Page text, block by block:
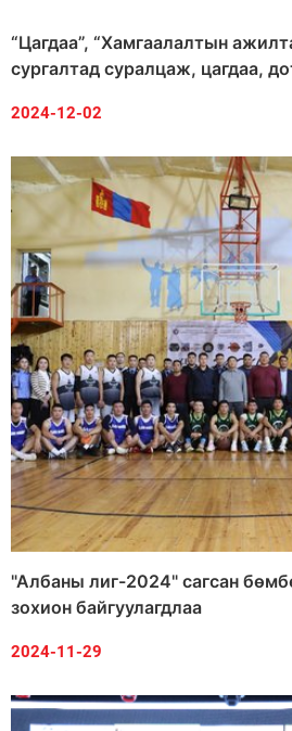
“Цагдаа”, “Хамгаалалтын
сургалтад суралцаж, цагдаа,
2024-12-02
"Албаны лиг-2024" сагсан
зохион байгуулагдлаа
2024-11-29